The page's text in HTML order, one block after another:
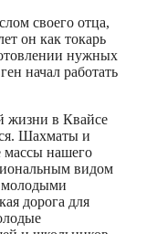
своего отца,
он как токарь
нужных
начал работать
жизни в Квайсе
Шахматы и
нашего
видом
молодыми
дорога для